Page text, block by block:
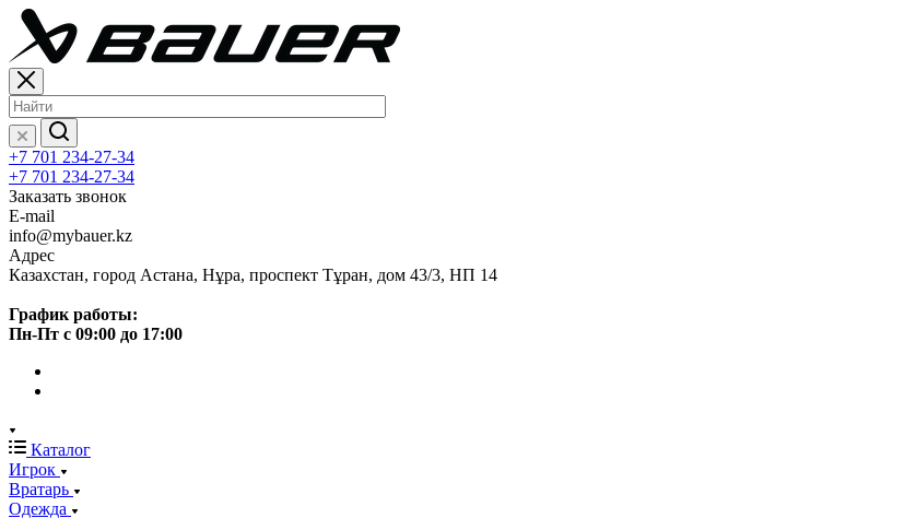
+7 701 234-27-34
+7 701 234-27-34
Заказать звонок
E-mail
info@mybauer.kz
Адрес
Казахстан, город Астана, Нұра, проспект Тұран, дом 43/3, НП 14
График работы:
Пн-Пт с 09:00 до 17:00
Каталог
Игрок
Вратарь
Одежда